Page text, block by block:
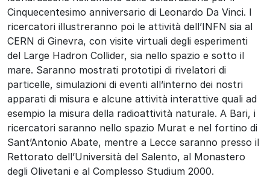
Cinquecentesimo anniversario di Leonardo Da Vinci. I
ricercatori illustreranno poi le attività dell’INFN sia al
CERN di Ginevra, con visite virtuali degli esperimenti
del Large Hadron Collider, sia nello spazio e sotto il
mare. Saranno mostrati prototipi di rivelatori di
particelle, simulazioni di eventi all’interno dei nostri
apparati di misura e alcune attività interattive quali ad
esempio la misura della radioattività naturale. A Bari, i
ricercatori saranno nello spazio Murat e nel fortino di
Sant’Antonio Abate, mentre a Lecce saranno presso il
Rettorato dell’Università del Salento, al Monastero
degli Olivetani e al Complesso Studium 2000.